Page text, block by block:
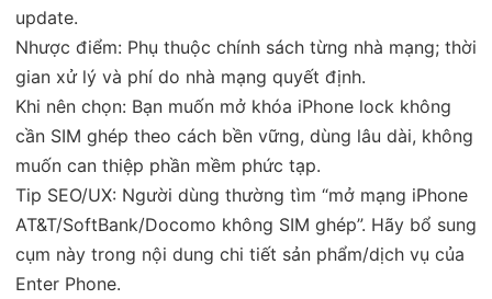
update.
Nhược điểm: Phụ thuộc chính sách từng nhà mạng; thời
gian xử lý và phí do nhà mạng quyết định.
Khi nên chọn: Bạn muốn mở khóa iPhone lock không
cần SIM ghép theo cách bền vững, dùng lâu dài, không
muốn can thiệp phần mềm phức tạp.
Tip SEO/UX: Người dùng thường tìm “mở mạng iPhone
AT&T/SoftBank/Docomo không SIM ghép”. Hãy bổ sung
cụm này trong nội dung chi tiết sản phẩm/dịch vụ của
Enter Phone.